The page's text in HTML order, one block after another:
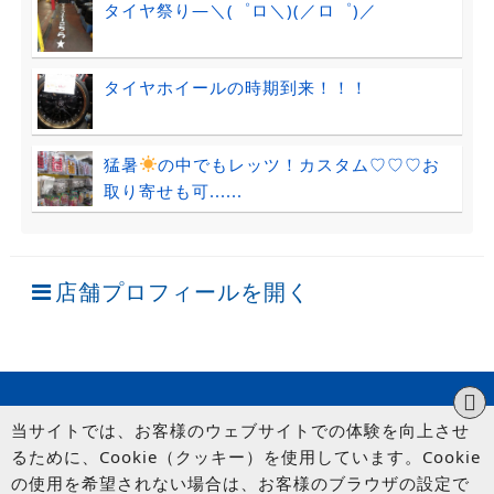
タイヤ祭り―＼(゜ロ＼)(／ロ゜)／
タイヤホイールの時期到来！！！
猛暑
の中でもレッツ！カスタム♡♡♡お
取り寄せも可......
店舗プロフィールを開く
当サイトでは、お客様のウェブサイトでの体験を向上させ
るために、Cookie（クッキー）を使用しています。Cookie
の使用を希望されない場合は、お客様のブラウザの設定で